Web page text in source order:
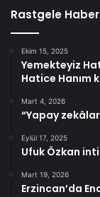
Rastgele
Ekim 15, 2025
Yemekteyiz
Hatice Hanım
Mart 4, 2026
“Yapay
Eylül 17, 2025
Ufuk Özkan
Mart 19, 2026
Erzincan’da